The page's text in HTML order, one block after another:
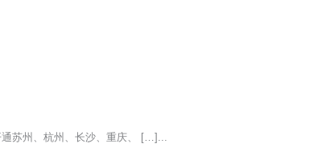
通苏州、杭州、长沙、重庆、 […]...